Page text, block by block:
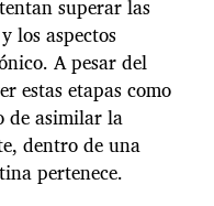
superar las
los aspectos
A pesar del
estas etapas como
de asimilar la
dentro de una
pertenece.